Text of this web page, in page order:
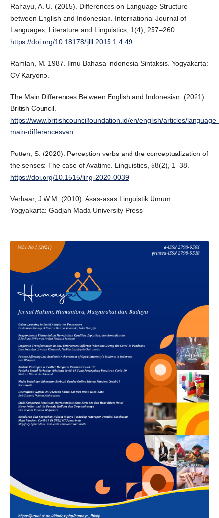
Rahayu, A. U. (2015). Differences on Language Structure
between English and Indonesian. International Journal of
Languages, Literature and Linguistics, 1(4), 257–260.
https://doi.org/10.18178/ijlll.2015.1.4.49
Ramlan, M. 1987. Ilmu Bahasa Indonesia Sintaksis. Yogyakarta:
CV Karyono.
The Main Differences Between English and Indonesian. (2021).
British Council.
https://www.britishcouncilfoundation.id/en/english/articles/language-
main-differencesvan
Putten, S. (2020). Perception verbs and the conceptualization of
the senses: The case of Avatime. Linguistics, 58(2), 1–38.
https://doi.org/10.1515/ling-2020-0039
Verhaar, J.W.M. (2010). Asas-asas Linguistik Umum.
Yogyakarta: Gadjah Mada University Press